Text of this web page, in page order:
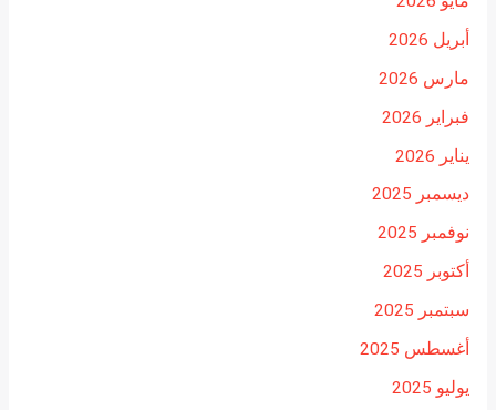
أبريل 2026
مارس 2026
فبراير 2026
يناير 2026
ديسمبر 2025
نوفمبر 2025
أكتوبر 2025
سبتمبر 2025
أغسطس 2025
يوليو 2025